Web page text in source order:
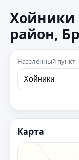
Хойники
район,
Населённый пункт
Карта